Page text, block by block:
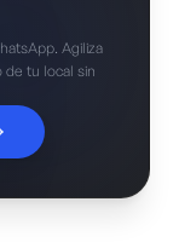
Agiliza
de tu local sin